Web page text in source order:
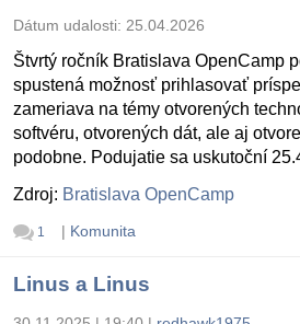
Dátum udalosti: 25.04.2026
Štvrtý ročník Bratislava OpenCamp
spustená možnosť prihlasovať
zameriava na témy otvorených
softvéru, otvorených dát, ale aj
podobne. Podujatie sa uskutoční
Zdroj: Bratislava OpenCamp
1 | Komunita
Linus a Linus